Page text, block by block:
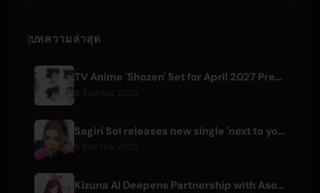
บทความล่าสุด
TV Anime 'Shozen' Set for April 2027 Premiere on Fuji TV
Sagiri Sol releases new single 'next to your love' after hiatus
Kizuna AI Deepens Partnership with Asobisystem Ahead of 10th Anniversary World Tour